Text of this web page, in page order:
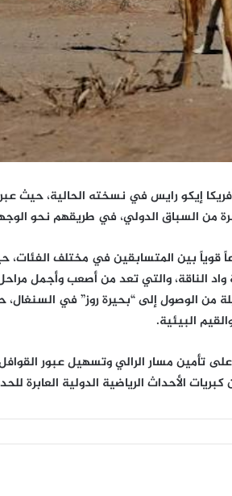
إيكو رايس في نسخته الحالية، حيث عبر
من السباق الدولي، في طريقهم نحو
بين المتسابقين في مختلف الفئات،
واد الناقة، والتي تعد من أصعب وأجمل
من الوصول إلى “بحيرة روز” في السنغال،
البيئية.
تأمين مسار الرالي وتسهيل عبور
الأحداث الرياضية الدولية العابرة